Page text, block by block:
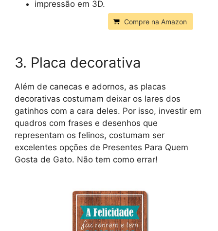
impressão em 3D.
Compre na Amazon
3. Placa decorativa
Além de canecas e adornos, as placas
decorativas costumam deixar os lares dos
gatinhos com a cara deles. Por isso, investir em
quadros com frases e desenhos que
representam os felinos, costumam ser
excelentes opções de Presentes Para Quem
Gosta de Gato. Não tem como errar!